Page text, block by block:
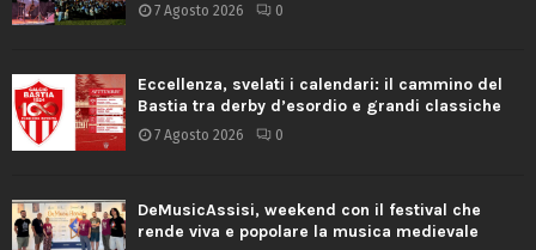
7 Agosto 2026 0
Eccellenza, svelati i calendari: il cammino del
Bastia tra derby d’esordio e grandi classiche
7 Agosto 2026 0
DeMusicAssisi, weekend con il festival che
rende viva e popolare la musica medievale